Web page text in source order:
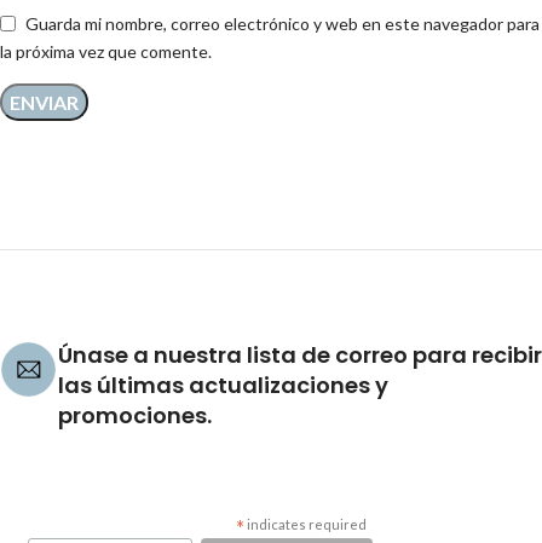
Guarda mi nombre, correo electrónico y web en este navegador para
la próxima vez que comente.
Únase a nuestra lista de correo para recibir
las últimas actualizaciones y
promociones.
* indicates required